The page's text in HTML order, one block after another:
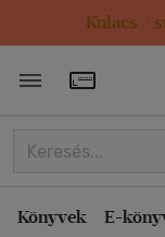
Kulacs /
Könyvek E-